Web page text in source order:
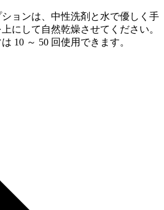
ョンは、中性洗剤と水で優しく手
にして自然乾燥させてください。
10 ～ 50 回使用できます。